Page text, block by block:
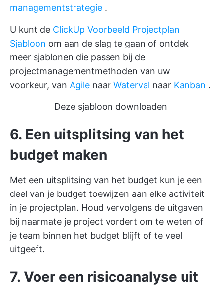
managementstrategie .
U kunt de ClickUp Voorbeeld Projectplan
Sjabloon om aan de slag te gaan of ontdek
meer sjablonen die passen bij de
projectmanagementmethoden van uw
voorkeur, van Agile naar Waterval naar Kanban .
Deze sjabloon downloaden
6. Een uitsplitsing van het
budget maken
Met een uitsplitsing van het budget kun je een
deel van je budget toewijzen aan elke activiteit
in je projectplan. Houd vervolgens de uitgaven
bij naarmate je project vordert om te weten of
je team binnen het budget blijft of te veel
uitgeeft.
7. Voer een risicoanalyse uit